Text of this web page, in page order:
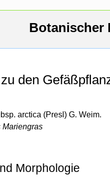
Botanischer
den
arctica (Presl) G. Weim.
Mariengras
Morphologie